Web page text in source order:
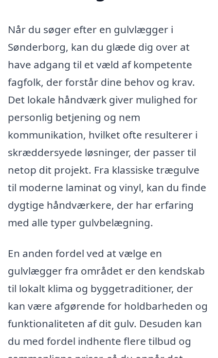
Når du søger efter en gulvlægger i
Sønderborg, kan du glæde dig over at
have adgang til et væld af kompetente
fagfolk, der forstår dine behov og krav.
Det lokale håndværk giver mulighed for
personlig betjening og nem
kommunikation, hvilket ofte resulterer i
skræddersyede løsninger, der passer til
netop dit projekt. Fra klassiske trægulve
til moderne laminat og vinyl, kan du finde
dygtige håndværkere, der har erfaring
med alle typer gulvbelægning.
En anden fordel ved at vælge en
gulvlægger fra området er den kendskab
til lokalt klima og byggetraditioner, der
kan være afgørende for holdbarheden og
funktionaliteten af dit gulv. Desuden kan
du med fordel indhente flere tilbud og